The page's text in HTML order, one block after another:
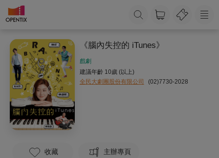
《腦內失控的 iTunes》
戲劇
建議年齡 10歲 (以上)
全民大劇團股份有限公司
(02)7730-2028
收藏 主辦專頁